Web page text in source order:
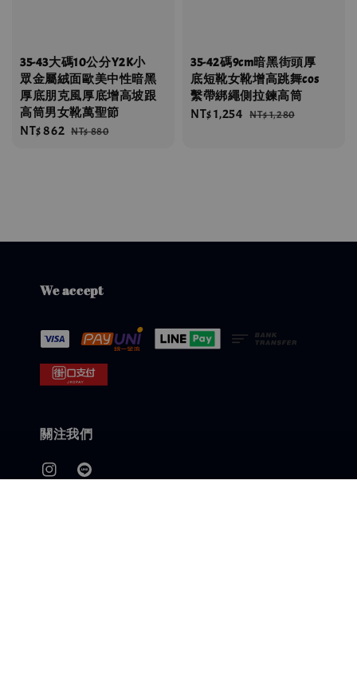
35-43大碼10公分Y2K小
眾金屬絨面歐美中性暗黑
厚底朋克風厚底增高坡跟
高筒男女靴萬聖節
Sale
NT$ 862 Regular
NT$ 880
35-42碼9cm暗黑街頭厚
底短靴女靴增高跳舞cos
繫帶綁繩側拉鍊高筒
Sale
NT$ 1,254 Regular
NT$ 1,280
We accept
關注我們